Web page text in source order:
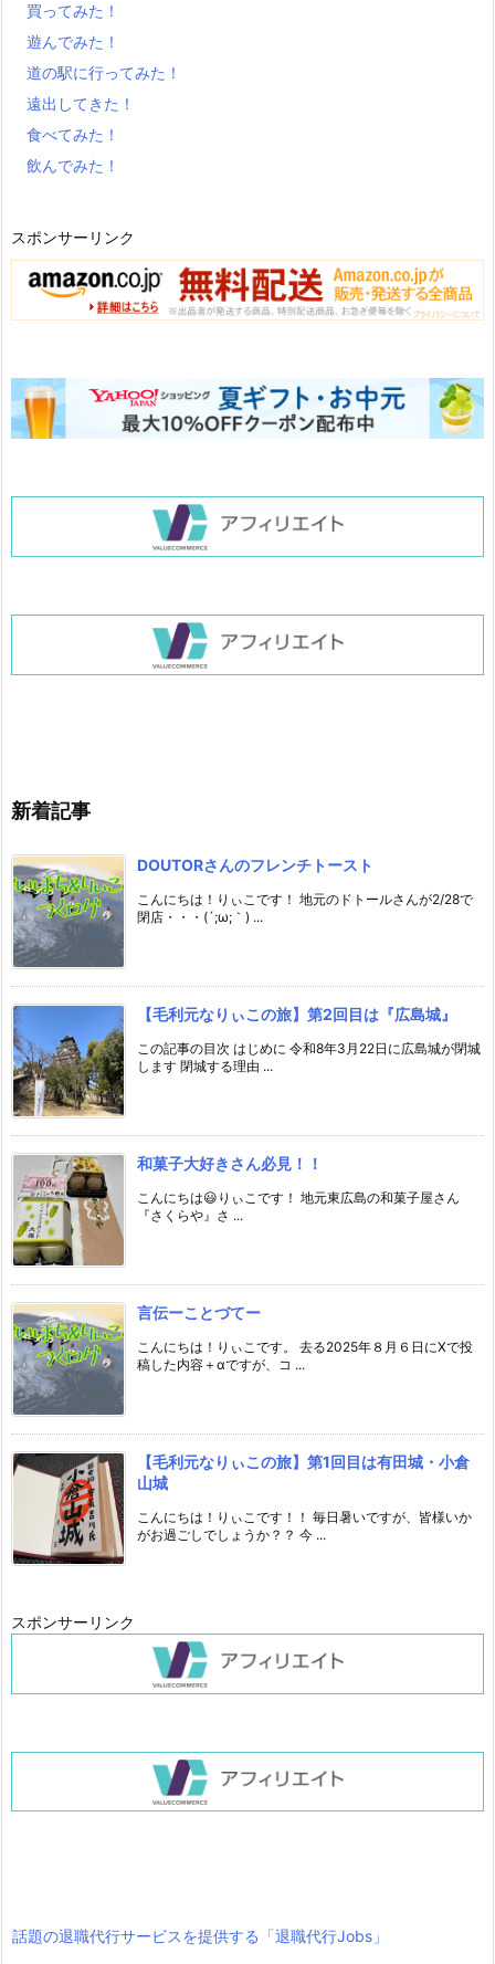
買ってみた！
遊んでみた！
道の駅に行ってみた！
遠出してきた！
食べてみた！
飲んでみた！
スポンサーリンク
新着記事
DOUTORさんのフレンチトースト
こんにちは！りぃこです！ 地元のドトールさんが2/28で
閉店・・・(´;ω;｀) ...
【毛利元なりぃこの旅】第2回目は『広島城』
この記事の目次 はじめに 令和8年3月22日に広島城が閉城
します 閉城する理由 ...
和菓子大好きさん必見！！
こんにちは😃りぃこです！ 地元東広島の和菓子屋さん
『さくらや』さ ...
言伝ーことづてー
こんにちは！りぃこです。 去る2025年８月６日にXで投
稿した内容＋αですが、コ ...
【毛利元なりぃこの旅】第1回目は有田城・小倉
山城
こんにちは！りぃこです！！ 毎日暑いですが、皆様いか
がお過ごしでしょうか？？ 今 ...
スポンサーリンク
話題の退職代行サービスを提供する「退職代行Jobs」